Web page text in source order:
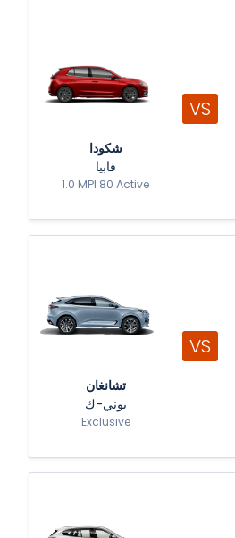
شكودا
فابيا
1.0 MPI 80 Active
VS
تشانغان
يوني-ك
Exclusive
VS